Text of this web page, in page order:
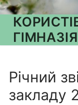
ГІМНАЗІЯ
Річний
закладу